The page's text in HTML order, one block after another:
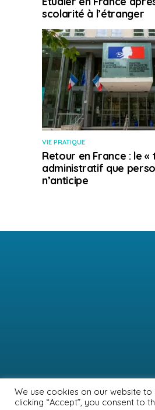
scolarité à l’étranger
VIE PRATIQUE
Retour en France : le «
administratif que
n’anticipe
We use cookies on our website
clicking “Accept”, you consent to